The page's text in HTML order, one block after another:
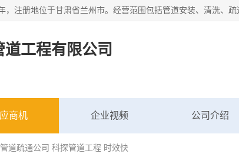
工程有限公司
商机 企业视频 公司介绍
道疏通公司 科探管道工程 时效快